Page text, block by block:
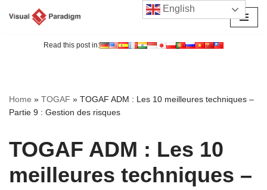
Read this post in:
Home » TOGAF » TOGAF ADM : Les 10 meilleures techniques –
Partie 9 : Gestion des risques
TOGAF ADM : Les 10
meilleures techniques –
English